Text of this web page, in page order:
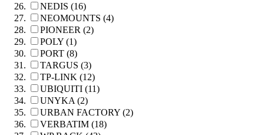
NEDIS (16)
NEOMOUNTS (4)
PIONEER (2)
POLY (1)
PORT (8)
TARGUS (3)
TP-LINK (12)
UBIQUITI (11)
UNYKA (2)
URBAN FACTORY (2)
VERBATIM (18)